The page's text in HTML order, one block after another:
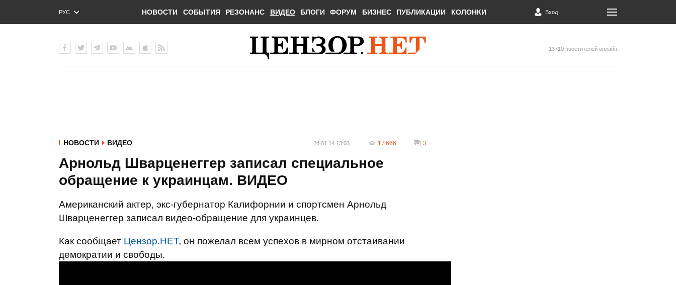
РУС
ENG
НОВОСТИ СОБЫТИЯ РЕЗОНАНС ВИДЕО БЛОГИ ФОРУМ БИЗНЕС ПУБЛИКАЦИИ КОЛОНКИ Вход
13710 посетителей онлайн
НОВОСТИ ВИДЕО 24.01.14 13:03 17 666 3
Арнольд Шварценеггер записал специальное
обращение к украинцам. ВИДЕО
Американский актер, экс-губернатор Калифорнии и спортсмен Арнольд
Шварценеггер записал видео-обращение для украинцев.
Как сообщает Цензор.НЕТ, он пожелал всем успехов в мирном отстаивании
демократии и свободы.